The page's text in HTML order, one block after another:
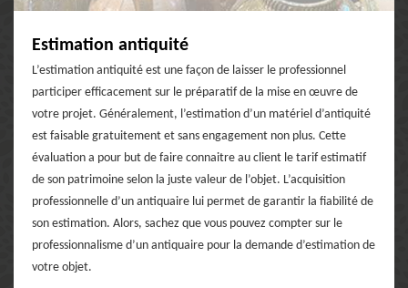
Estimation antiquité
L’estimation antiquité est une façon de laisser le professionnel
participer efficacement sur le préparatif de la mise en œuvre de
votre projet. Généralement, l’estimation d’un matériel d’antiquité
est faisable gratuitement et sans engagement non plus. Cette
évaluation a pour but de faire connaitre au client le tarif estimatif
de son patrimoine selon la juste valeur de l’objet. L’acquisition
professionnelle d’un antiquaire lui permet de garantir la fiabilité de
son estimation. Alors, sachez que vous pouvez compter sur le
professionnalisme d’un antiquaire pour la demande d’estimation de
votre objet.